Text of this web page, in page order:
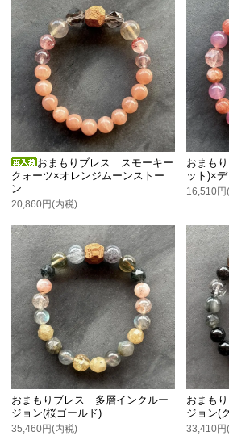
おまもりブレス スモーキー
クォーツ×オレンジムーンストー
ン
20,860円(内税)
おまも
ット)×
16,510円
おまもりブレス 多層インクルー
ジョン(桜ゴールド)
35,460円(内税)
おまも
ジョン(
33,410円